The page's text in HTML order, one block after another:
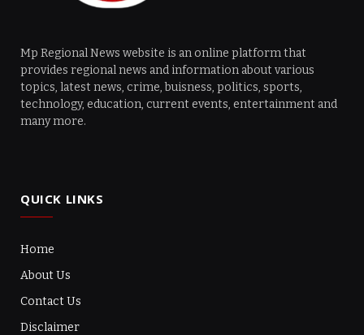
Mp Regional News website is an online platform that
provides regional news and information about various
topics, latest news, crime, buisness, politics, sports,
technology, education, current events, entertainment and
many more.
QUICK LINKS
Home
About Us
Contact Us
Disclaimer